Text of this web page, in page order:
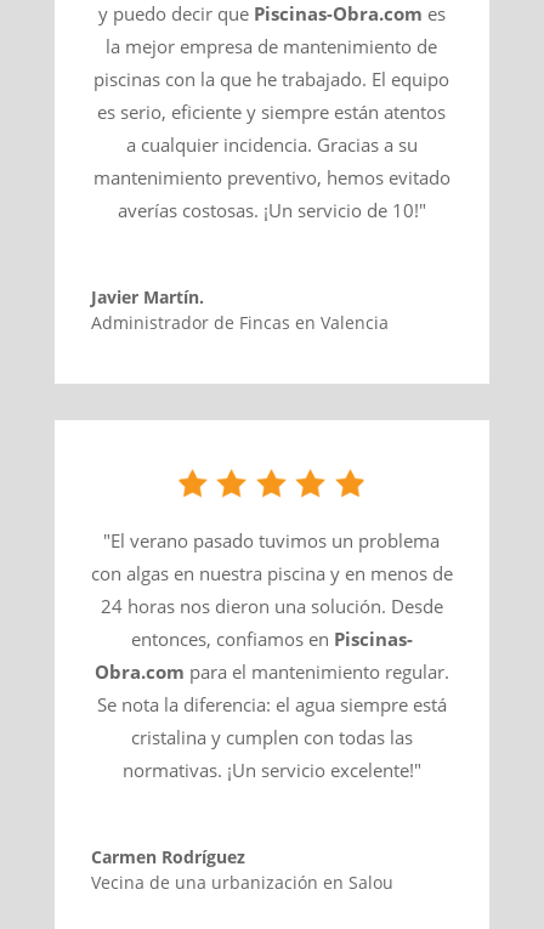
y puedo decir que Piscinas-Obra.com es
la mejor empresa de mantenimiento de
piscinas con la que he trabajado. El equipo
es serio, eficiente y siempre están atentos
a cualquier incidencia. Gracias a su
mantenimiento preventivo, hemos evitado
averías costosas. ¡Un servicio de 10!"
Javier Martín.
Administrador de Fincas en Valencia
"El verano pasado tuvimos un problema
con algas en nuestra piscina y en menos de
24 horas nos dieron una solución. Desde
entonces, confiamos en Piscinas-
Obra.com para el mantenimiento regular.
Se nota la diferencia: el agua siempre está
cristalina y cumplen con todas las
normativas. ¡Un servicio excelente!"
Carmen Rodríguez
Vecina de una urbanización en Salou